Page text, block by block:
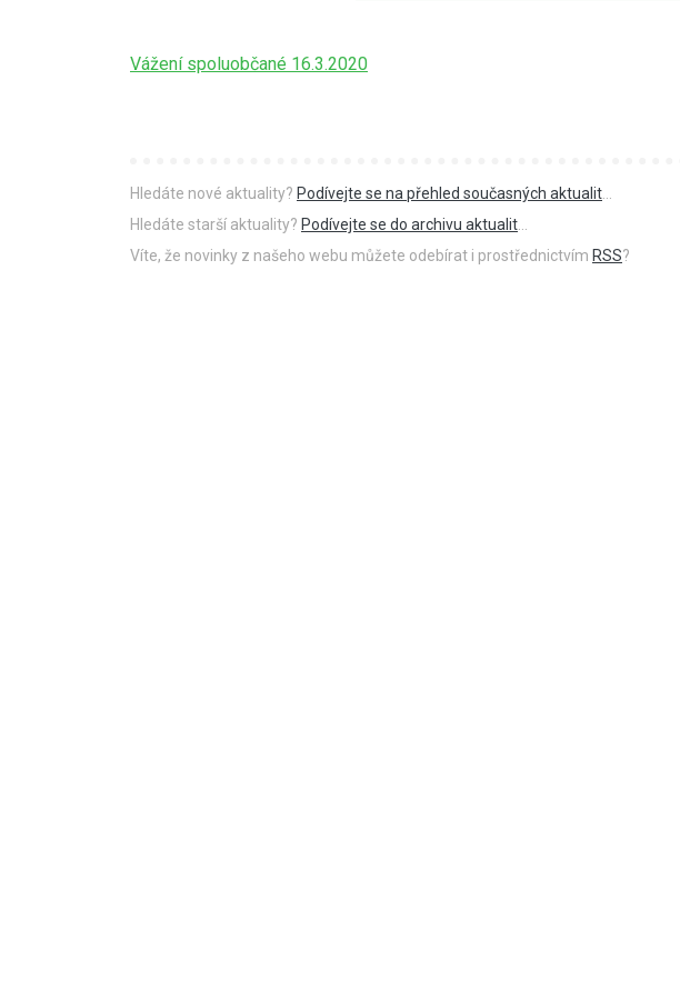
Vážení spoluobčané 16.3.2020
Hledáte nové aktuality? Podívejte se na přehled současných aktualit
Hledáte starší aktuality? Podívejte se do archivu aktualit
Víte, že novinky z našeho webu můžete odebírat i prostřednictvím RSS?